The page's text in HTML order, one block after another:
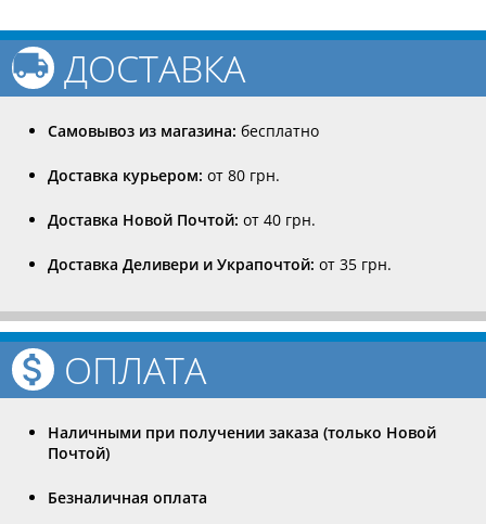
ДОСТАВКА
Самовывоз из магазина: бесплатно
Доставка курьером: от 80 грн.
Доставка Новой Почтой: от 40 грн.
Доставка Деливери и Украпочтой: от 35 грн.
ОПЛАТА
Наличными при получении заказа (только Новой
Почтой)
Безналичная оплата